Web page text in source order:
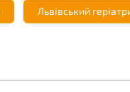
Львівський